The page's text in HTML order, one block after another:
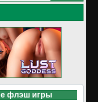
флэш игры